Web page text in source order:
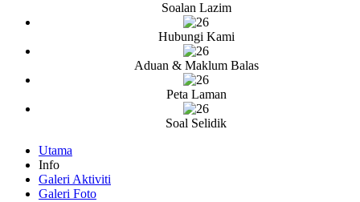
Soalan Lazim
Hubungi Kami
Aduan & Maklum Balas
Peta Laman
Soal Selidik
Utama
Info
Galeri Aktiviti
Galeri Foto